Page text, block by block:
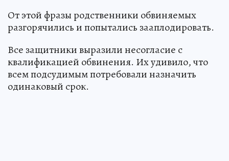
От этой фразы родственники обвиняемых
разгорячились и попытались зааплодировать.
Все защитники выразили несогласие с
квалификацией обвинения. Их удивило, что
всем подсудимым потребовали назначить
одинаковый срок.